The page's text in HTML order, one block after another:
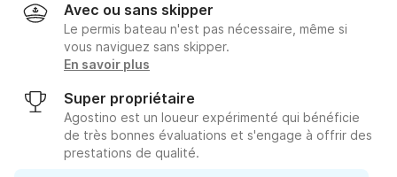
Avec ou sans skipper
Le permis bateau n'est pas nécessaire, même si
vous naviguez sans skipper.
En savoir plus
Super propriétaire
Agostino est un loueur expérimenté qui bénéficie
de très bonnes évaluations et s'engage à offrir des
prestations de qualité.